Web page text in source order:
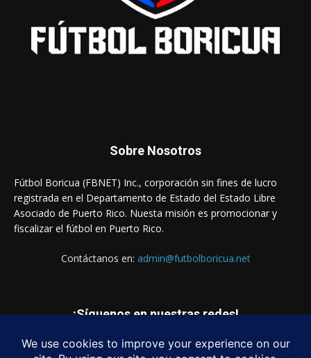
Sobre Nosotros
Fútbol Boricua (FBNET) Inc., corporación sin fines de lucro
registrada en el Departamento de Estado del Estado Libre
Asociado de Puerto Rico. Nuesta misión es promocionar y
fiscalizar el fútbol en Puerto Rico.
Contáctanos en: admin@futbolboricua.net
¡Síguenos en nuestras redes!